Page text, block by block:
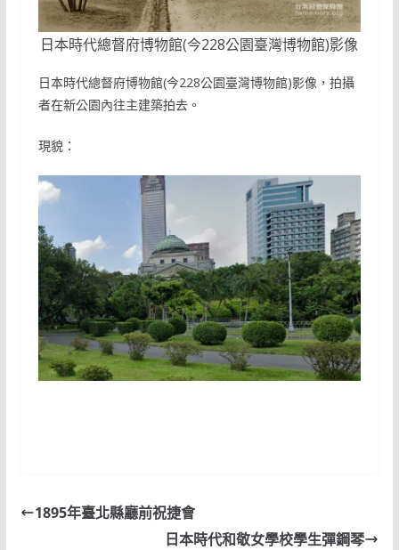
日本時代總督府博物館(今228公園臺灣博物館)影像
日本時代總督府博物館(今228公園臺灣博物館)影像，拍攝
者在新公園內往主建築拍去。
現貌：
1895年臺北縣廳前祝捷會
日本時代和敬女學校學生彈鋼琴